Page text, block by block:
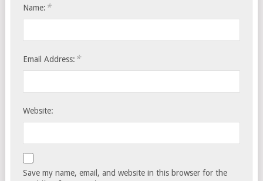
Name: *
Email Address: *
Website:
Save my name, email, and website in this browser for the